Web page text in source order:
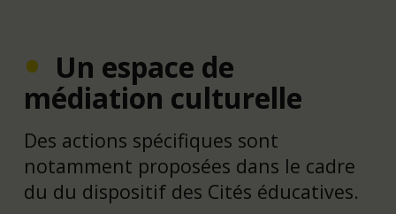
Un espace de
médiation culturelle
Des actions spécifiques sont
notamment proposées dans le cadre
du du dispositif des Cités éducatives.